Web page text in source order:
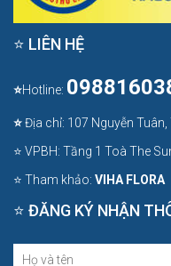
⭐ LIÊN HỆ
⭐Hotline:
⭐Địa chỉ: 107 Nguyễn Tuân,
⭐ VPBH: Tầng 1 Toà The
⭐ Tham khảo: VIHA FLORA
⭐ ĐĂNG KÝ NHẬN